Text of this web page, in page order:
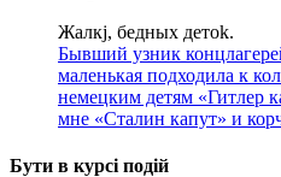
Жалкj, бедных детok.
Бывший узник
маленькая подходила к
немецким детям «Гитлер
мне «Сталин капут» и
Бути в курсі подій